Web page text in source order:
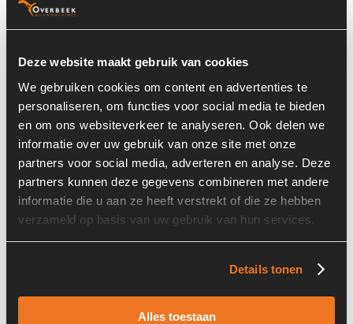
Deze website maakt gebruik van cookies
We gebruiken cookies om content en advertenties te
personaliseren, om functies voor social media te bieden
en om ons websiteverkeer te analyseren. Ook delen we
informatie over uw gebruik van onze site met onze
partners voor social media, adverteren en analyse. Deze
partners kunnen deze gegevens combineren met andere
informatie die u aan ze heeft verstrekt of die ze hebben
verzameld op basis van uw gebruik van hun services.
Details tonen
Alles toestaan
Prijs op aanvraag
Voorraad nummer:
7035-056